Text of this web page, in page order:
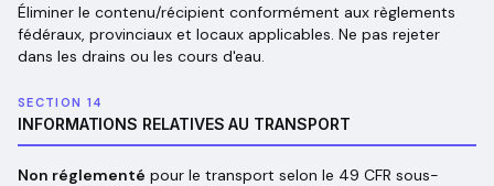
Éliminer le contenu/récipient conformément aux règlements
fédéraux, provinciaux et locaux applicables. Ne pas rejeter
dans les drains ou les cours d'eau.
SECTION 14
INFORMATIONS RELATIVES AU TRANSPORT
Non réglementé pour le transport selon le 49 CFR sous-